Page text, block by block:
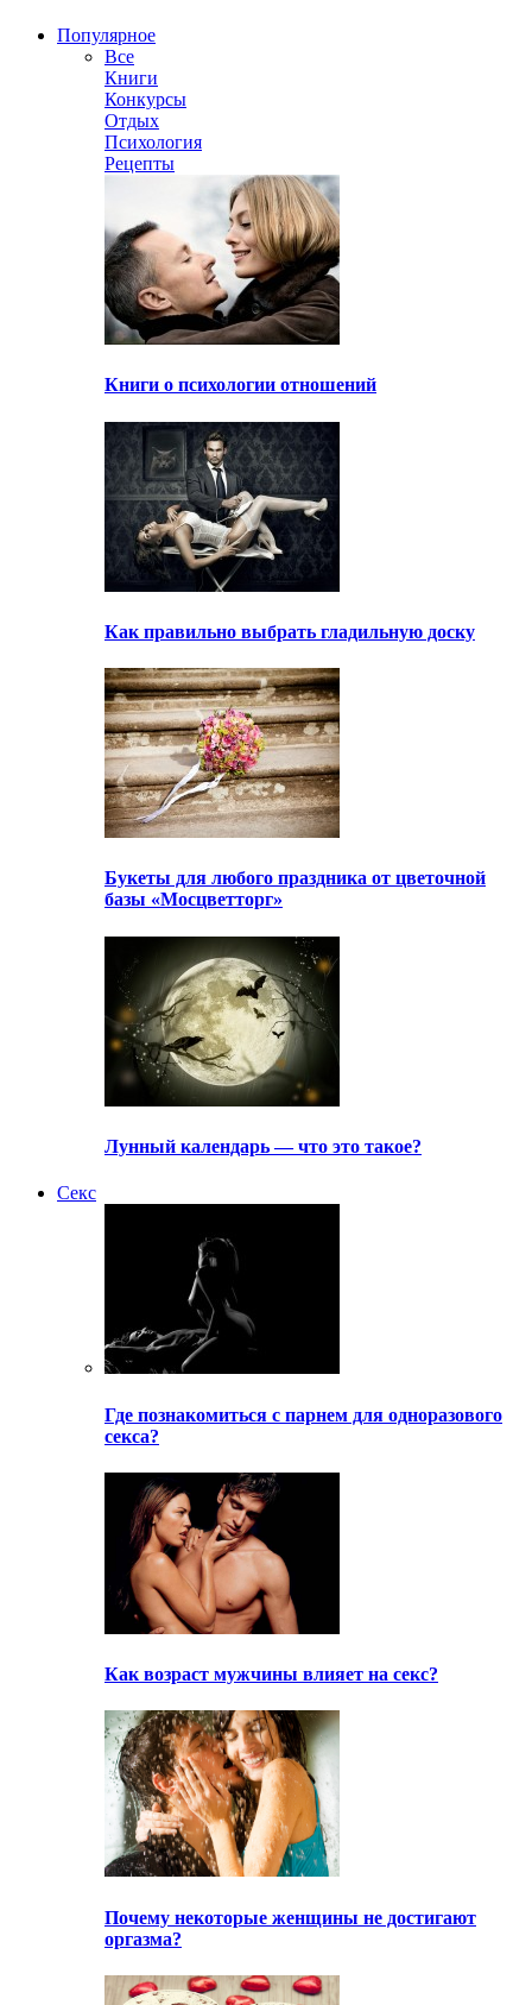
Популярное
Все
Книги
Конкурсы
Отдых
Психология
Рецепты
Книги о психологии отношений
Как правильно выбрать гладильную доску
Букеты для любого праздника от цветочной
базы «Мосцветторг»
Лунный календарь — что это такое?
Секс
Где познакомиться с парнем для одноразового
секса?
Как возраст мужчины влияет на секс?
Почему некоторые женщины не достигают
оргазма?